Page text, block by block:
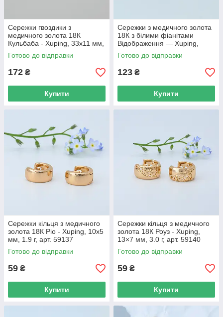
Сережки гвоздики з
медичного золота 18К
Кульбаба - Xuping, 33х11 мм,
8 г, арт. 59404
Готово до відправки
172 ₴
Купити
Сережки з медичного золота
18К з білими фіанітами
Відображення — Xuping,
15×9 мм, 2.8 г, арт. 59402
Готово до відправки
123 ₴
Купити
Сережки кільця з медичного
золота 18К Ріо - Xuping, 10х5
мм, 1.9 г, арт. 59137
Готово до відправки
59 ₴
Купити
Сережки кільця з медичного
золота 18К Роуз - Xuping,
13×7 мм, 3.0 г, арт. 59140
Готово до відправки
59 ₴
Купити